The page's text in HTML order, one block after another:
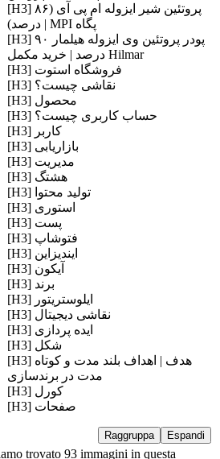
[H3] پروتئین شیر ایزوله ام پی آی (۸۶
درصد) | MPI پگاه
[H3] پودر پروتئین وی ایزوله هیلمار ۹۰
درصد | خرید مکمل Hilmar
[H3] فروشگاه استوت
[H3] نقاشی چیست؟
[H3] محصول
[H3] حساب کاربری چیست؟
[H3] کاربر
[H3] بازاریابی
[H3] مدیریت
[H3] هشتگ
[H3] تولید محتوا
[H3] استوری
[H3] پست
[H3] فتوشاپ
[H3] ایندیزاین
[H3] آیکون
[H3] برند
[H3] ایلوستریتور
[H3] نقاشی دیجیتال
[H3] ایده پردازی
[H3] شکل
[H3] هدف | اهداف بلند مدت و کوتاه
مدت در برندسازی
[H3] کورل
[H3] صفحات
Espandi
Raggruppa
trovato 93 immagini in questa